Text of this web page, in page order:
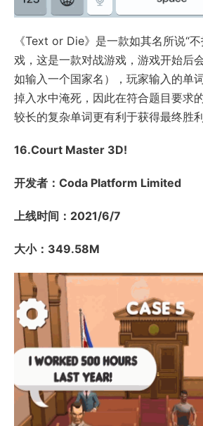
《Text or Die》是一款如其名所说“
戏，这是一款对战游戏，游戏开始后
如输入一个国家名），玩家输入的单
掉入水中淹死，因此在符合题目要求
较长的复杂单词更有利于获得最终胜利
16.Court Master 3D!
开发者：Coda Platform Limited
上线时间：2021/6/7
大小：349.58M